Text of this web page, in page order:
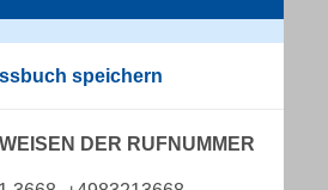
speichern
DER RUFNUMMER